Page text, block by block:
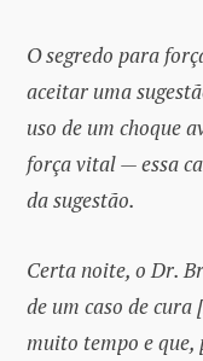
O segredo para
aceitar uma
uso de um choque
força vital — essa
da sugestão.
Certa noite, o Dr.
de um caso de
muito tempo e que,